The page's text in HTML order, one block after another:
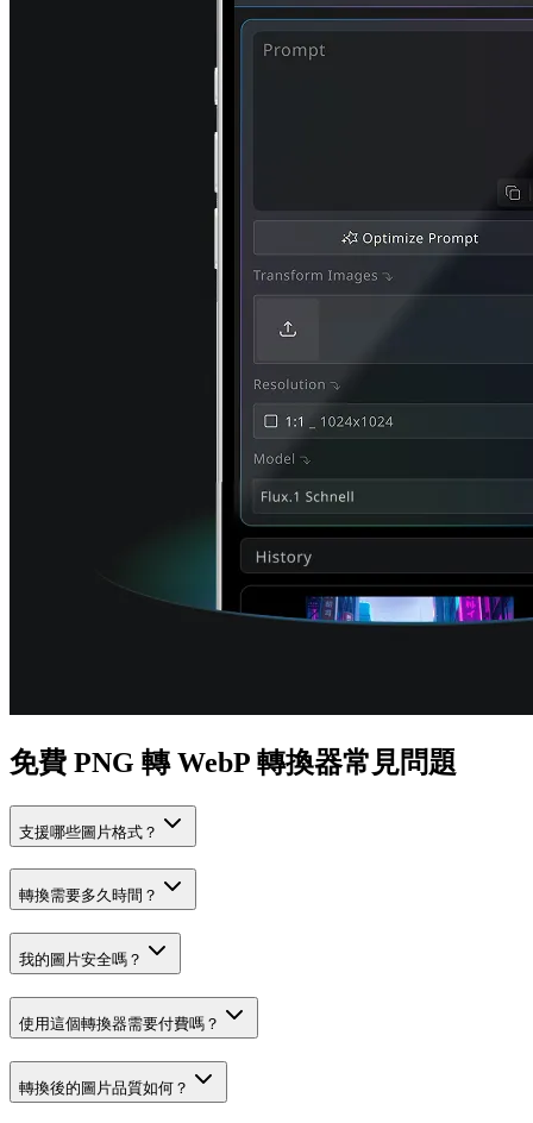
免費 PNG 轉 WebP 轉換器常見問題
支援哪些圖片格式？
轉換需要多久時間？
我的圖片安全嗎？
使用這個轉換器需要付費嗎？
轉換後的圖片品質如何？